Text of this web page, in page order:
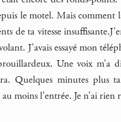
le motel. Mais comment
de ta vitesse
J’avais essayé mon
Une voix
Quelques minutes
moins l’entrée. Je n’ai rien